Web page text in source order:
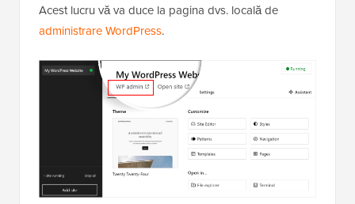
Acest lucru vă va duce la pagina dvs. locală de
administrare WordPress.